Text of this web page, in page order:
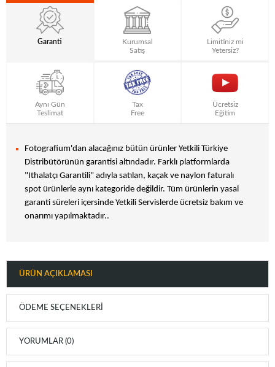
Garanti
Kurumsal
Satış
Limitiniz mi
Yetersiz?
Aynı Gün
Teslimat
Tax
Free
Ücretsiz
Eğitim
Fotografium'dan alacağınız bütün ürünler Yetkili Türkiye
Distribütörünün garantisi altındadır. Farklı platformlarda
"Ithalatçı Garantili" adıyla satılan, kaçak ve naylon faturalı
spot ürünlerle aynı kategoride değildir. Tüm ürünlerin yasal
garanti süreleri içersinde Yetkili Servislerde ücretsiz bakım ve
onarımı yapılmaktadır..
ÜRÜN AÇIKLAMASI
ÖDEME SEÇENEKLERI
YORUMLAR (0)